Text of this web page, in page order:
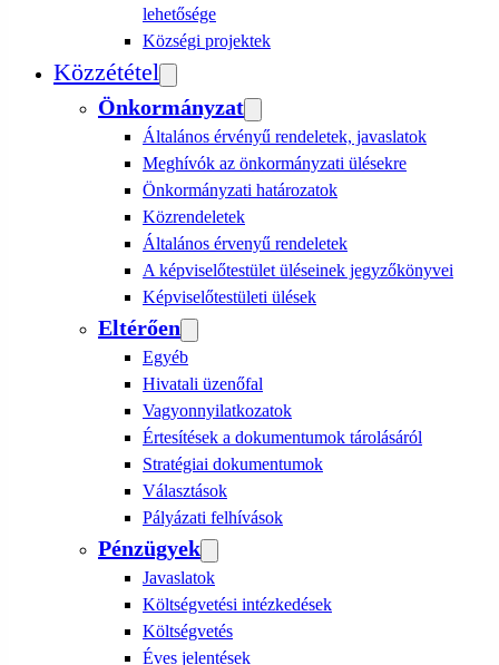
lehetősége
Községi projektek
Közzététel
Önkormányzat
Általános érvényű rendeletek, javaslatok
Meghívók az önkormányzati ülésekre
Önkormányzati határozatok
Közrendeletek
Általános érvenyű rendeletek
A képviselőtestület üléseinek jegyzőkönyvei
Képviselőtestületi ülések
Eltérően
Egyéb
Hivatali üzenőfal
Vagyonnyilatkozatok
Értesítések a dokumentumok tárolásáról
Stratégiai dokumentumok
Választások
Pályázati felhívások
Pénzügyek
Javaslatok
Költségvetési intézkedések
Költségvetés
Éves jelentések